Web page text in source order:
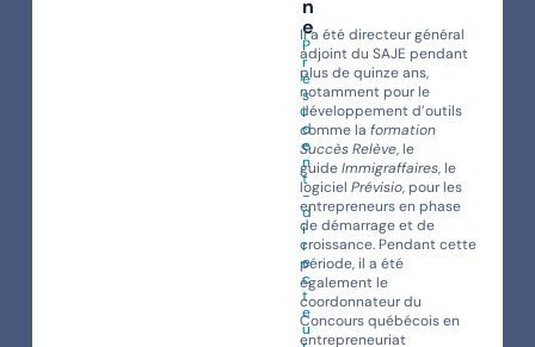
n
e
P
r
é
s
i
d
e
n
t
-
d
i
r
e
c
t
e
u
Il a été directeur général
adjoint du SAJE pendant
plus de quinze ans,
notamment pour le
développement d’outils
comme laformation
Succès Relève, le
guideImmigraffaires, le
logicielPrévisio, pour les
entrepreneurs en phase
de démarrage et de
croissance. Pendant cette
période, il a été
également le
coordonnateur du
Concours québécois en
entrepreneuriat